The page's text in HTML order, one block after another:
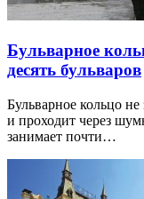
Бульварное
десять бульваров
Бульварное кольцо
и проходит через
занимает почти…